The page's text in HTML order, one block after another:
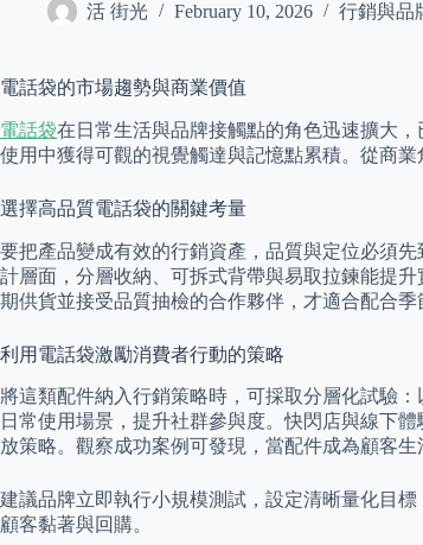
活 街光 February 10, 2026 行銷與品
電話袋的市場趨勢與商業價值
電話袋在日常生活與品牌接觸點的角色迅速擴大
使用中獲得可觀的視覺觸達與記憶點累積。從商
選擇高品質電話袋的關鍵考量
要把產品變成有效的行銷資產，品質與定位必須
計層面，分層收納、可拆式背帶與易取拉鍊能提
期供貨並接受品質抽檢的合作夥伴，才適合配合
利用電話袋激勵消費者行動的策略
將這類配件納入行銷策略時，可採取分層化試驗
日常使用場景，提升社群參與度。快閃店與線下
放策略。觀察成功案例可發現，當配件成為顧客
建議品牌立即執行小規模測試，設定清晰量化目
顧客黏著與回購。